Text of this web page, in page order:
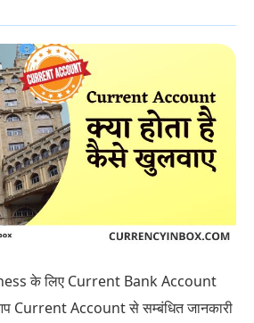
के लिए Current Bank Account
Current Account से सम्बंधित जानकारी